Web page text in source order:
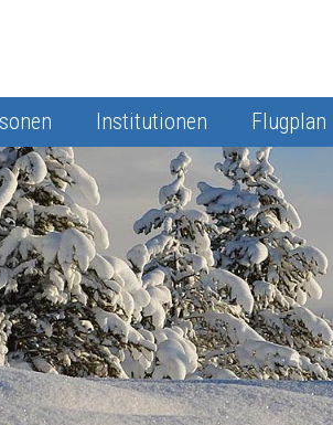
Institutionen Flugplan